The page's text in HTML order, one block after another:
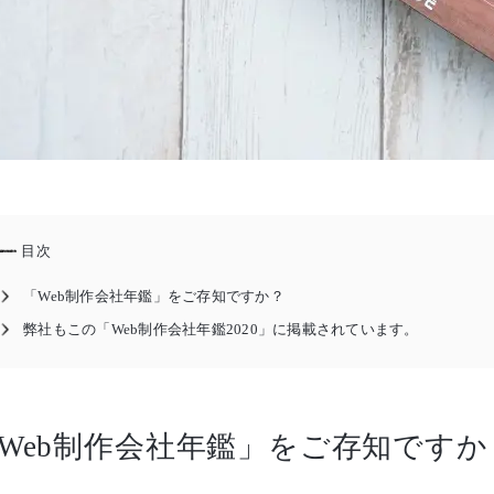
目次
「Web制作会社年鑑」をご存知ですか？
弊社もこの「Web制作会社年鑑2020」に掲載されています。
制作会社年鑑」をご存知です